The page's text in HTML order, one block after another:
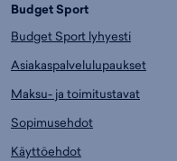
Budget Sport
Budget Sport lyhyesti
Asiakaspalvelulupaukset
Maksu- ja toimitustavat
Sopimusehdot
Käyttöehdot